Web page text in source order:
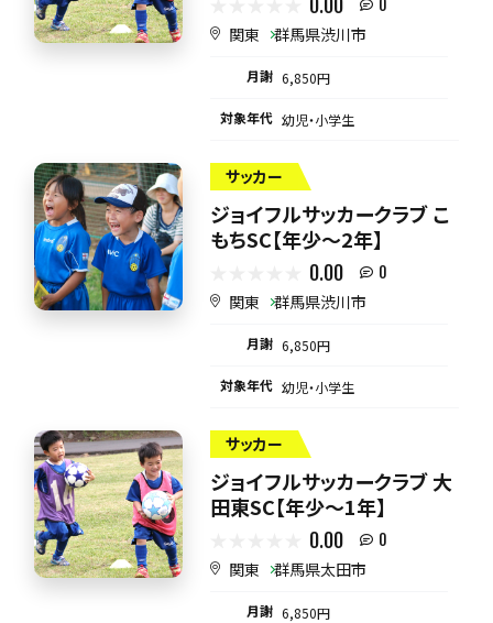
0.00 0
関東 群馬県渋川市
月謝 6,850円
対象年代 幼児・小学生
サッカー
ジョイフルサッカークラブ こ
もちSC【年少～2年】
0.00 0
関東 群馬県渋川市
月謝 6,850円
対象年代 幼児・小学生
サッカー
ジョイフルサッカークラブ 大
田東SC【年少～1年】
0.00 0
関東 群馬県太田市
月謝 6,850円